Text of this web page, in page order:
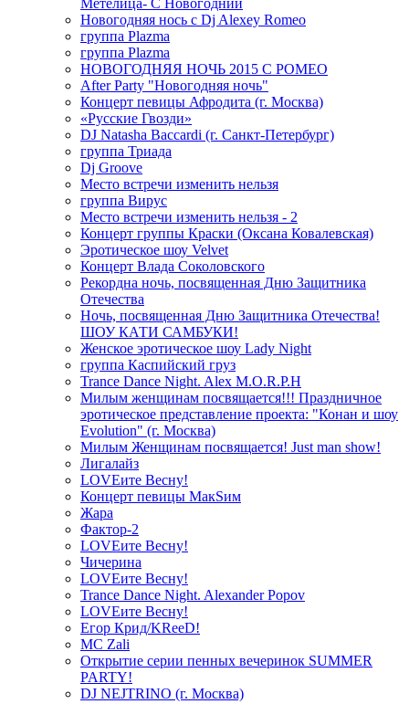
Метелица- С Новогодний
Новогодняя нось с Dj Alexey Romeo
группа Plazma
группа Plazma
НОВОГОДНЯЯ НОЧЬ 2015 C РОМЕО
After Party "Новогодняя ночь"
Концерт певицы Афродита (г. Москва)
«Русские Гвозди»
DJ Natasha Baccardi (г. Санкт-Петербург)
группа Триада
Dj Groove
Место встречи изменить нельзя
группа Вирус
Место встречи изменить нельзя - 2
Концерт группы Краски (Оксана Ковалевская)
Эротическое шоу Velvet
Концерт Влада Соколовского
Рекордна ночь, посвященная Дню Защитника
Отечества
Ночь, посвященная Дню Защитника Отечества!
ШОУ КАТИ САМБУКИ!
Женское эротическое шоу Lady Night
группа Каспийский груз
Trance Dance Night. Alex M.O.R.P.H
Милым женщинам посвящается!!! Праздничное
эротическое представление проекта: "Конан и шоу
Evolution" (г. Москва)
Милым Женщинам посвящается! Just man show!
Лигалайз
LOVEите Весну!
Концерт певицы МакSим
Жара
Фактор-2
LOVEите Весну!
Чичерина
LOVEите Весну!
Trance Dance Night. Alexander Popov
LOVEите Весну!
Егор Крид/KReeD!
MC Zali
Открытие серии пенных вечеринок SUMMER
PARTY!
DJ NEJTRINO (г. Москва)